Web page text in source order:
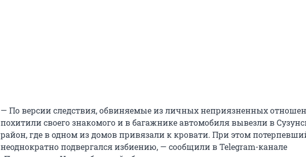
— По версии следствия, обвиняемые из личных неприязненных
похитили своего знакомого и в багажнике автомобиля вывезли в
район, где в одном из домов привязали к кровати. При этом
неоднократно подвергался избиению, — сообщили в Telegram-канале